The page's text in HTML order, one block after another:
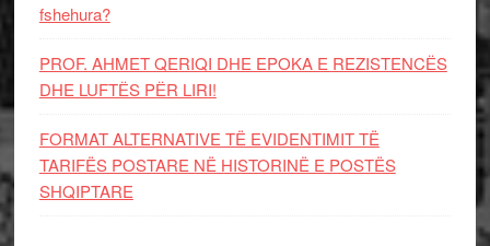
fshehura?
PROF. AHMET QERIQI DHE EPOKA E REZISTENCЁS
DHE LUFTЁS PЁR LIRI!
FORMAT ALTERNATIVE TË EVIDENTIMIT TË
TARIFËS POSTARE NË HISTORINË E POSTËS
SHQIPTARE